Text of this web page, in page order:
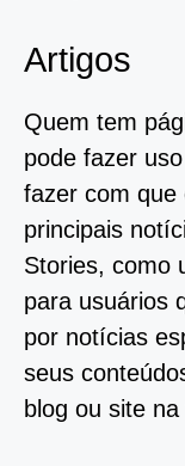
Artigos
Quem tem
pode fazer
fazer com que
principais
Stories, como
para usuários
por notícias
seus
blog ou site na